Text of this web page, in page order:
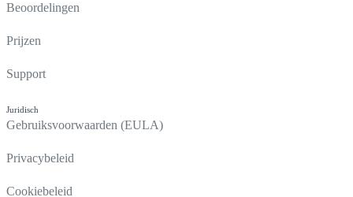
Beoordelingen
Prijzen
Support
Juridisch
Gebruiksvoorwaarden (EULA)
Privacybeleid
Cookiebeleid